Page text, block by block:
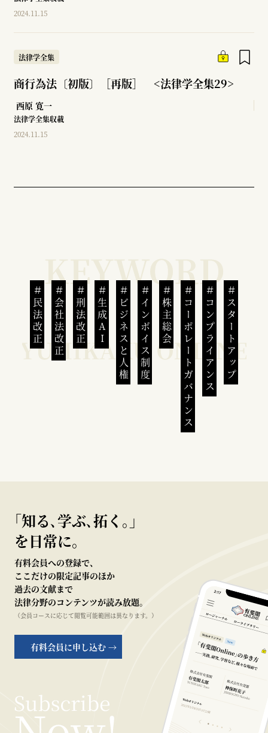
2024.11.15
法律学全集
商行為法〔初版〕［再版］ <法律学全集29>
西原 寛一
法律学全集収載
2024.11.15
民法改正 会社法改正 刑法改正 生成AI ビジネスと人権インボイス制度 株主総会 コーポレートガバナンスコンプライアンススタートアップ
｢知る､学ぶ､拓く｡｣
を日常に。
有料会員への登録で、
ここだけの限定記事のほか
過去の文献まで
法律分野のコンテンツが読み放題。
（会員コースに応じて閲覧可能範囲は異なります。）
有料会員に申し込む →